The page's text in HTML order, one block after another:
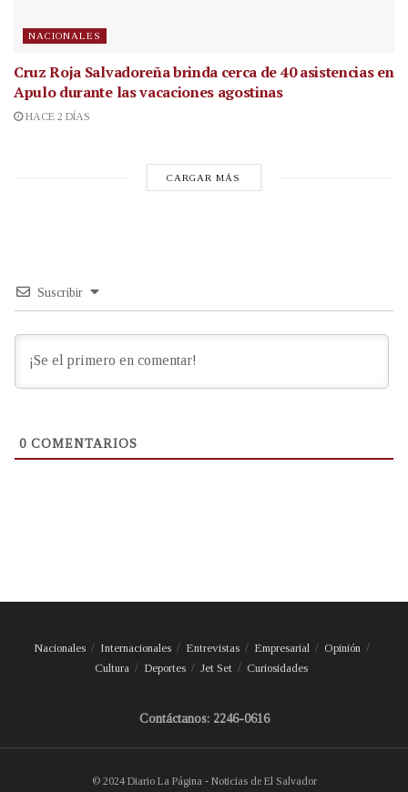
NACIONALES
Cruz Roja Salvadoreña brinda cerca de 40 asistencias en
Apulo durante las vacaciones agostinas
HACE 2 DÍAS
CARGAR MÁS
Suscribir
0 COMENTARIOS
Nacionales Internacionales Entrevistas Empresarial
Opinión
Cultura
Deportes Jet Set Curiosidades
Contáctanos: 2246-0616
© 2024 Diario La Página - Noticias de El Salvador